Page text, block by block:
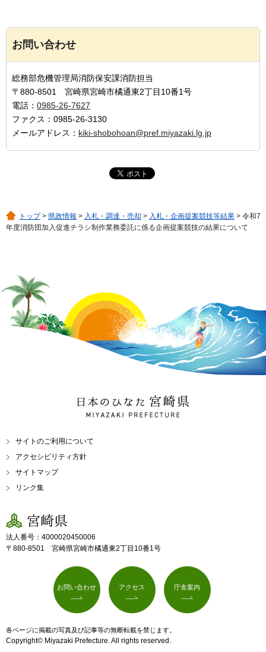
お問い合わせ
総務部危機管理局消防保安課消防担当
〒880-8501 宮崎県宮崎市橘通東2丁目10番1号
電話： 0985-26-7627
ファクス：0985-26-3130
メールアドレス： kiki-shobohoan@pref.miyazaki.lg.jp
トップ> 県政情報 > 入札・調達・売却 > 入札・企画提案競技等結果 > 令和7
年度消防団加入促進チラシ制作業務委託に係る企画提案競技の結果について
日本のひなた 宮崎県
MIYAZAKI PREFECTURE
サイトのご利用について
アクセシビリティ方針
サイトマップ
リンク集
宮崎県
法人番号：4000020450006
〒880-8501 宮崎県宮崎市橘通東2丁目10番1号
お問い合わせ アクセス 庁舎案内
各ページに掲載の写真及び記事等の無断転載を禁じます。
Copyright© Miyazaki Prefecture. All rights reserved.